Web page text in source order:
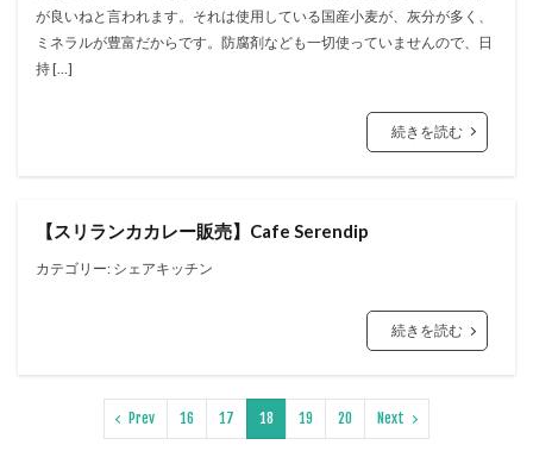
が良いねと言われます。それは使用している国産小麦が、灰分が多く、
ミネラルが豊富だからです。防腐剤なども一切使っていませんので、日
持 […]
続きを読む
【スリランカカレー販売】Cafe Serendip
カテゴリー: シェアキッチン
続きを読む
Prev 16 17 18 19 20 Next